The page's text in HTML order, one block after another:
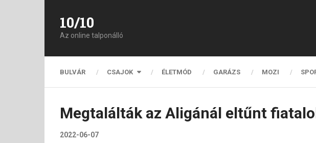
10/10
Az online talponálló
BULVÁR CSAJOK ÉLETMÓD GARÁZS MOZI
Megtalálták az Aligánál eltűnt
2022-06-07